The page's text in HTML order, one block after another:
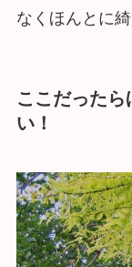
なくほんとに
ここだった
い！